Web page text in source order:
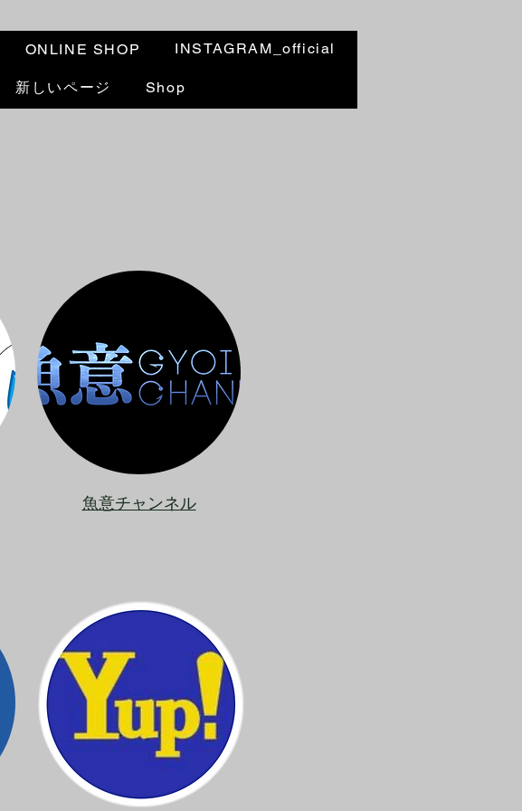
ONLINE SHOP INSTAGRAM_official
新しいページ Shop
魚意チャンネル